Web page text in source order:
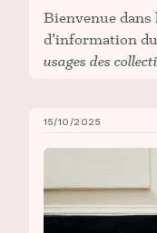
Bienvenue
d’information
usages des
CIÉCO, Lettre
15/10/2025